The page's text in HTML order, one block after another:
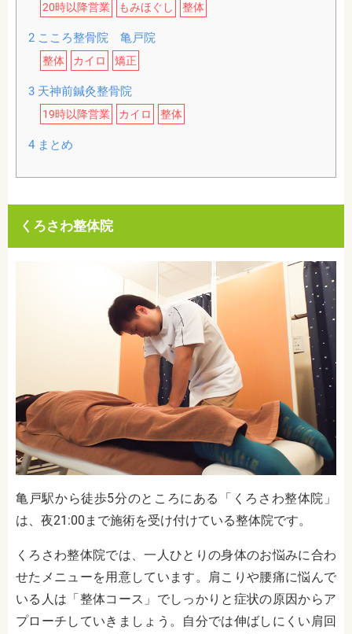
20時以降営業 もみほぐし 整体
2こころ整骨院 亀戸院
整体 カイロ 矯正
3天神前鍼灸整骨院
19時以降営業 カイロ 整体
4まとめ
くろさわ整体院
亀戸駅から徒歩5分のところにある
「くろさわ整体院」
は、夜21:00まで施術を受け付けている整体院です。
くろさわ整体院では、一人ひとりの身体のお悩みに合わ
せたメニューを用意しています。肩こりや腰痛に悩んで
いる人は「整体コース」でしっかりと症状の原因からア
プローチしていきましょう。自分では伸ばしにくい肩回